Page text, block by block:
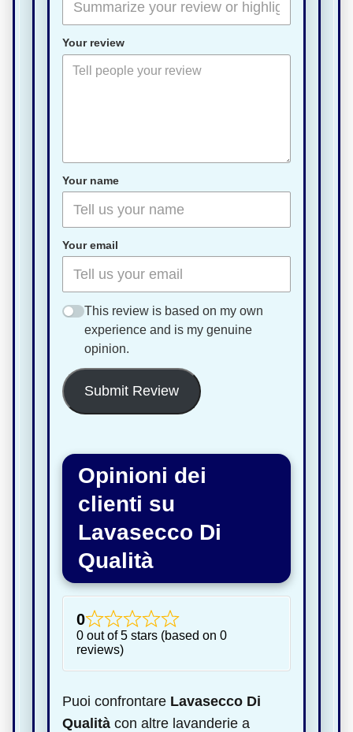
Your review
Your name
Your email
This review is based on my own
experience and is my genuine
opinion.
Submit Review
Opinioni dei
clienti su
Lavasecco Di
Qualità
0
0 out of 5 stars (based on 0
reviews)
Puoi confrontare Lavasecco Di
Qualità con altre lavanderie a